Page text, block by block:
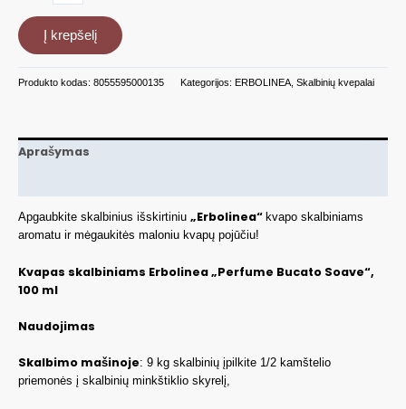
Kvapas
skalbiniams
Soave,
ml
Į krepšelį
Produkto kodas: 8055595000135 Kategorijos: ERBOLINEA Skalbinių kvepalai
Aprašymas
Apgaubkite skalbinius išskirtiniu „Erbolinea“ kvapo skalbiniams
aromatu ir mėgaukitės maloniu kvapų pojūčiu!
Kvapas skalbiniams Erbolinea „Perfume Bucato Soave“,
100 ml
Naudojimas
Skalbimo mašinoje: 9 kg skalbinių įpilkite 1/2 kamštelio
priemonės į skalbinių minkštiklio skyrelį,